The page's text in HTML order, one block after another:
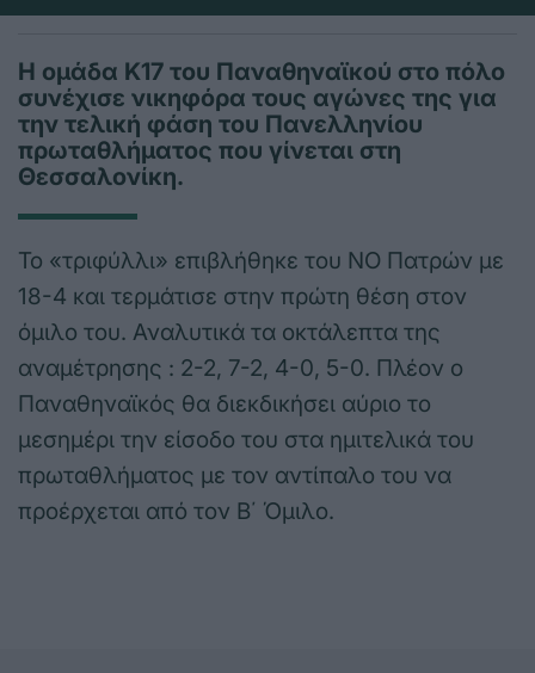
Η ομάδα Κ17 του Παναθηναϊκού στο πόλο
συνέχισε νικηφόρα τους αγώνες της για
την τελική φάση του Πανελληνίου
πρωταθλήματος που γίνεται στη
Θεσσαλονίκη.
Το «τριφύλλι» επιβλήθηκε του ΝΟ Πατρών με
18-4 και τερμάτισε στην πρώτη θέση στον
όμιλο του. Αναλυτικά τα οκτάλεπτα της
αναμέτρησης : 2-2, 7-2, 4-0, 5-0. Πλέον ο
Παναθηναϊκός θα διεκδικήσει αύριο το
μεσημέρι την είσοδο του στα ημιτελικά του
πρωταθλήματος με τον αντίπαλο του να
προέρχεται από τον Β΄ Όμιλο.